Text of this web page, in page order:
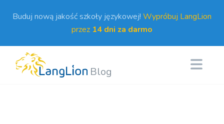
Buduj nową jakość szkoły językowej! Wypróbuj LangLion
przez 14 dni za darmo
Blog